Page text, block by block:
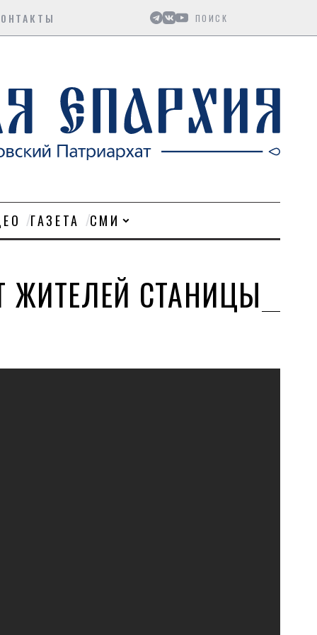
ГАЗЕТА СМИ
ЖИТЕЛЕЙ СТАНИЦЫ